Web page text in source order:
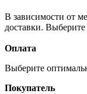
В зависимости от
доставки.
Оплата
Выберите
Покупатель